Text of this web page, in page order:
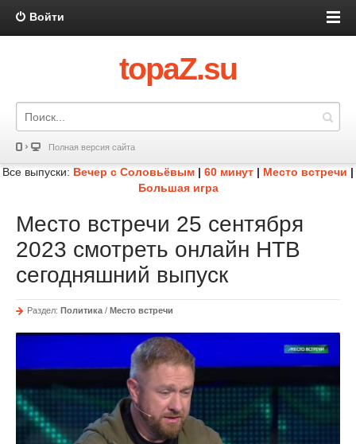
Войти
topaZ.su
Полная версия сайта
Все выпуски: Вечер с Соловьёвым | 60 минут | Место встречи |
Большая игра
Место встречи 25 сентября
2023 смотреть онлайн НТВ
сегодняшний выпуск
Раздел: Политика / Место встречи